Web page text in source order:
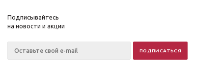
Подписывайтесь
на новости и акции